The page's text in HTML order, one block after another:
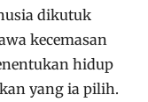
dikutuk
kecemasan
hidup
yang ia pilih.